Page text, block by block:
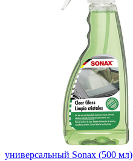
универсальный Sonax (500 мл)